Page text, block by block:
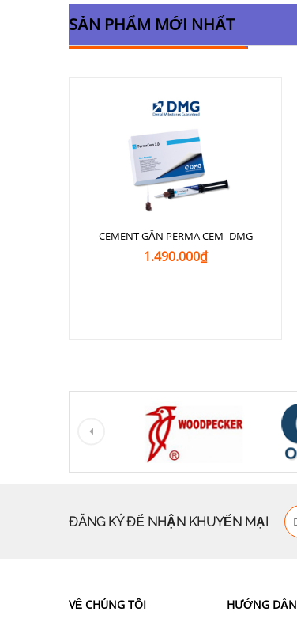
SẢN PHẨM MỚI NHẤT
CEMENT GẮN PERMA CEM- DMG
1.490.000₫
ĐĂNG KÝ ĐỂ NHẬN KHUYẾN MẠI
VỀ CHÚNG TÔI HƯỚNG DẪN